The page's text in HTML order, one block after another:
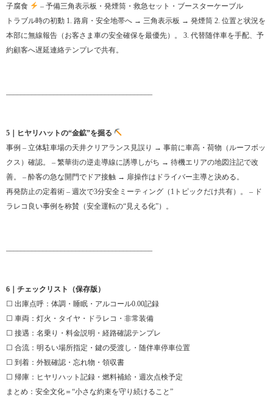
子腐食
– 予備三角表示板・発煙筒・救急セット・ブースターケーブル
トラブル時の初動 1. 路肩・安全地帯へ → 三角表示板 → 発煙筒 2. 位置と状況を
本部に無線報告（お客さま車の安全確保を最優先）。 3. 代替随伴車を手配、予
約顧客へ遅延連絡テンプレで共有。
5｜ヒヤリハットの“金鉱”を掘る
事例 – 立体駐車場の天井クリアランス見誤り → 事前に車高・荷物（ルーフボッ
クス）確認。 – 繁華街の逆走導線に誘導しがち → 待機エリアの地図注記で改
善。 – 酔客の急な開門でドア接触 → 扉操作はドライバー主導と決める。
再発防止の定着術 – 週次で3分安全ミーティング（1トピックだけ共有）。 – ド
ラレコ良い事例を称賛（安全運転の“見える化”）。
6｜チェックリスト（保存版）
☐ 出庫点呼：体調・睡眠・アルコール0.00記録
☐ 車両：灯火・タイヤ・ドラレコ・非常装備
☐ 接遇：名乗り・料金説明・経路確認テンプレ
☐ 合流：明るい場所指定・鍵の受渡し・随伴車停車位置
☐ 到着：外観確認・忘れ物・領収書
☐ 帰庫：ヒヤリハット記録・燃料補給・週次点検予定
まとめ：安全文化＝“小さな約束を守り続けること”